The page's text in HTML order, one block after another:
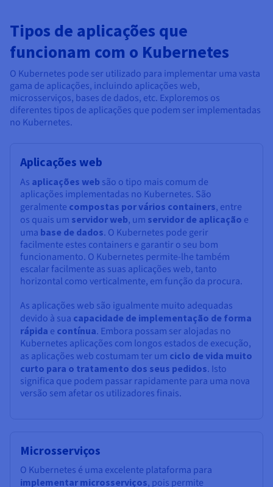
Tipos de aplicações que
funcionam com o Kubernetes
O Kubernetes pode ser utilizado para implementar uma vasta
gama de aplicações, incluindo aplicações web,
microsserviços, bases de dados, etc. Exploremos os
diferentes tipos de aplicações que podem ser implementadas
no Kubernetes.
Aplicações web
As aplicações web são o tipo mais comum de
aplicações implementadas no Kubernetes. São
geralmente compostas por vários containers, entre
os quais um servidor web, um servidor de aplicação e
uma base de dados. O Kubernetes pode gerir
facilmente estes containers e garantir o seu bom
funcionamento. O Kubernetes permite-lhe também
escalar facilmente as suas aplicações web, tanto
horizontal como verticalmente, em função da procura.
As aplicações web são igualmente muito adequadas
devido à sua capacidade de implementação de forma
rápida e contínua. Embora possam ser alojadas no
Kubernetes aplicações com longos estados de execução,
as aplicações web costumam ter um ciclo de vida muito
curto para o tratamento dos seus pedidos. Isto
significa que podem passar rapidamente para uma nova
versão sem afetar os utilizadores finais.
Microsserviços
O Kubernetes é uma excelente plataforma para
implementar microsserviços, pois permite